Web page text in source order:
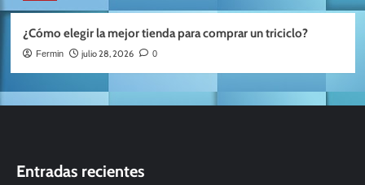
¿Cómo elegir la mejor tienda para comprar un triciclo?
Fermin julio 28, 2026 0
Entradas recientes